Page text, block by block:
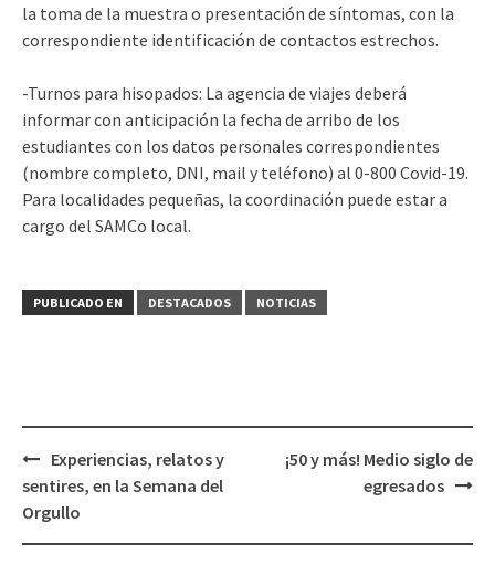
la toma de la muestra o presentación de síntomas, con la
correspondiente identificación de contactos estrechos.
-Turnos para hisopados: La agencia de viajes deberá
informar con anticipación la fecha de arribo de los
estudiantes con los datos personales correspondientes
(nombre completo, DNI, mail y teléfono) al 0-800 Covid-19.
Para localidades pequeñas, la coordinación puede estar a
cargo del SAMCo local.
PUBLICADO EN DESTACADOS NOTICIAS
Navegación
de
entradas
Experiencias, relatos y
sentires, en la Semana del
Orgullo
¡50 y más! Medio siglo de
egresados